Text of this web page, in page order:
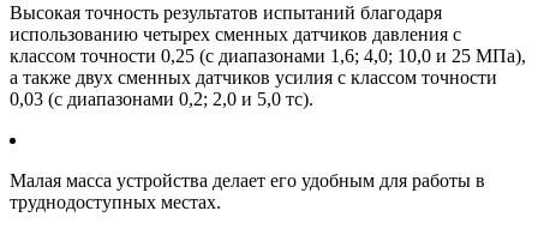
Высокая точность результатов испытаний благодаря
использованию четырех сменных датчиков давления с
классом точности 0,25 (с диапазонами 1,6; 4,0; 10,0 и 25 МПа),
а также двух сменных датчиков усилия с классом точности
0,03 (с диапазонами 0,2; 2,0 и 5,0 тс).
Малая масса устройства делает его удобным для работы в
труднодоступных местах.